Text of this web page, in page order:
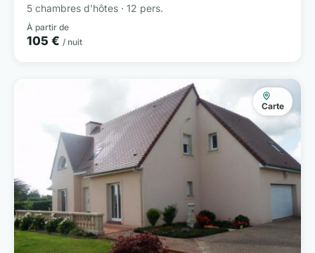
5 chambres d'hôtes · 12 pers.
À partir de
105 € / nuit
Carte